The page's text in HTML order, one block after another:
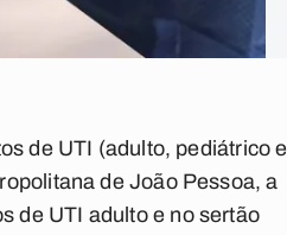
de UTI (adulto, pediátrico e
de João Pessoa, a
de UTI adulto e no sertão